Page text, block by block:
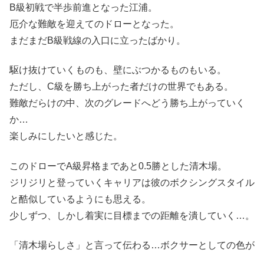
B級初戦で半歩前進となった江浦。
厄介な難敵を迎えてのドローとなった。
まだまだB級戦線の入口に立ったばかり。
駆け抜けていくものも、壁にぶつかるものもいる。
ただし、C級を勝ち上がった者だけの世界でもある。
難敵だらけの中、次のグレードへどう勝ち上がっていく
か…
楽しみにしたいと感じた。
このドローでA級昇格まであと0.5勝とした清木場。
ジリジリと登っていくキャリアは彼のボクシングスタイル
と酷似しているようにも思える。
少しずつ、しかし着実に目標までの距離を潰していく…。
「清木場らしさ」と言って伝わる…ボクサーとしての色が